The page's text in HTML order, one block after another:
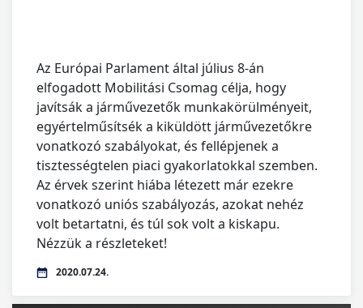
Az Európai Parlament által július 8-án
elfogadott Mobilitási Csomag célja, hogy
javítsák a járművezetők munkakörülményeit,
egyértelműsítsék a kiküldött járművezetőkre
vonatkozó szabályokat, és fellépjenek a
tisztességtelen piaci gyakorlatokkal szemben.
Az érvek szerint hiába létezett már ezekre
vonatkozó uniós szabályozás, azokat nehéz
volt betartatni, és túl sok volt a kiskapu.
Nézzük a részleteket!
2020.07.24.